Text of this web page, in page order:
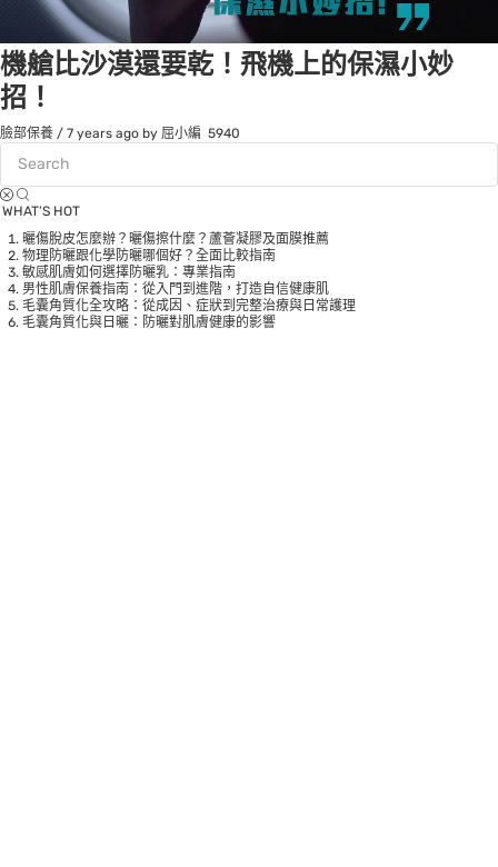
機艙比沙漠還要乾！飛機上的保濕小妙
招！
臉部保養 / 7 years ago by 屈小編 5940
WHAT’S HOT
曬傷脫皮怎麼辦？曬傷擦什麼？蘆薈凝膠及面膜推薦
物理防曬跟化學防曬哪個好？全面比較指南
敏感肌膚如何選擇防曬乳：專業指南
男性肌膚保養指南：從入門到進階，打造自信健康肌
毛囊角質化全攻略：從成因、症狀到完整治療與日常護理
毛囊角質化與日曬：防曬對肌膚健康的影響